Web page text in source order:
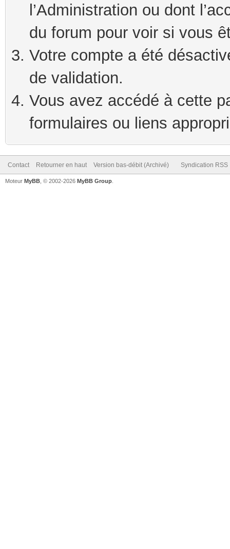
l’Administration ou dont
du forum pour voir si vous
Votre compte a été
de validation.
Vous avez accédé à cette
formulaires ou liens
Contact Retourner en haut Version bas-débit (Archivé) Syndication RSS
Moteur MyBB , © 2002-2026 MyBB Group